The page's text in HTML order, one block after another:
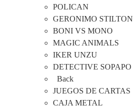
POLICAN
GERONIMO STILTON
BONI VS MONO
MAGIC ANIMALS
IKER UNZU
DETECTIVE SOPAPO
Back
JUEGOS DE CARTAS
CAJA METAL